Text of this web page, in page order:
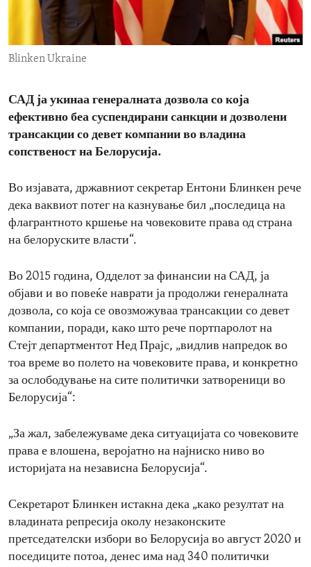
ENVIRONMENT AND HEALTH
IDEALS AND INSTITUTIONS
Blinken Ukraine
САД ја укинаа генералната дозвола со која
ефективно беа суспендирани санкции и дозволени
трансакции со девет компании во владина
сопственост на Белорусија.
Во изјавата, државниот секретар Ентони Блинкен рече
дека ваквиот потег на казнување бил „последица на
флагрантното кршење на човековите права од страна
на белоруските власти“.
Во 2015 година, Одделот за финансии на САД, ја
објави и во повеќе наврати ја продолжи генералната
дозвола, со која се овозможуваа трансакции со девет
компании, поради, како што рече портпаролот на
Стејт департментот Нед Прајс, „видлив напредок во
тоа време во полето на човековите права, и конкретно
за ослободување на сите политички затвореници во
Белорусија“:
„За жал, забележуваме дека ситуацијата со човековите
права е влошена, веројатно на најниско ниво во
историјата на независна Белорусија“.
Секретарот Блинкен истакна дека „како резултат на
владината репресија околу незаконските
претседателски избори во Белорусија во август 2020 и
поседиците потоа, денес има над 340 политички